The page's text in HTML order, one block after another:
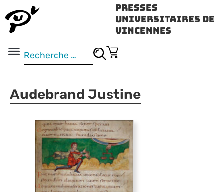
Presses
Universitaires de
Vincennes
Audebrand Justine